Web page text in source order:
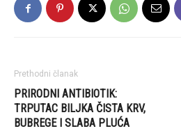
Prethodni članak
PRIRODNI ANTIBIOTIK:
TRPUTAC BILJKA ČISTA KRV,
BUBREGE I SLABA PLUĆA